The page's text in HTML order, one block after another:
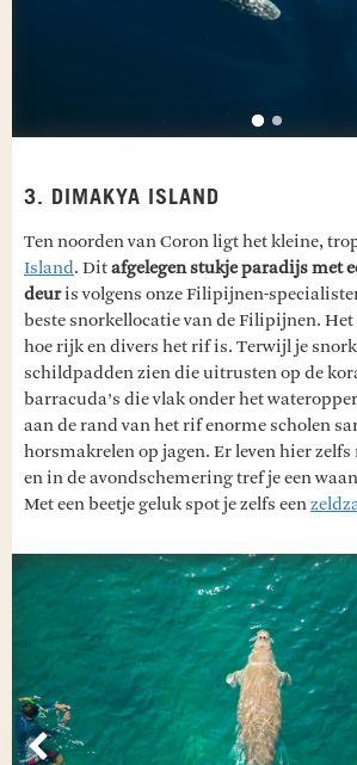
3. DIMAKYA ISLAND
Ten noorden van Coron ligt het kleine,
Island. Ditafgelegen stukje paradijs met
deuris volgens onze Filipijnen-
beste snorkellocatie van de Filipijnen.
hoe rijk en divers het rif is. Terwijl je
schildpadden zien die uitrusten op de
barracuda’s die vlak onder het
aan de rand van het rif enorme scholen
horsmakrelen op jagen. Er leven hier
en in de avondschemering tref je een
Met een beetje geluk spot je zelfs een
Vorige